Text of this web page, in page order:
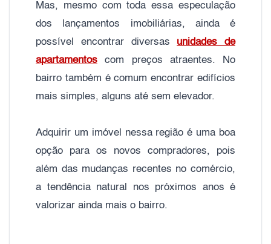
Mas, mesmo com toda essa especulação
dos lançamentos imobiliárias, ainda é
possível encontrar diversas unidades de
apartamentos com preços atraentes. No
bairro também é comum encontrar edifícios
mais simples, alguns até sem elevador.
Adquirir um imóvel nessa região é uma boa
opção para os novos compradores, pois
além das mudanças recentes no comércio,
a tendência natural nos próximos anos é
valorizar ainda mais o bairro.